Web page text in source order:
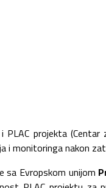
projekta
i monitoringa nakon
sa Evropskom unijom